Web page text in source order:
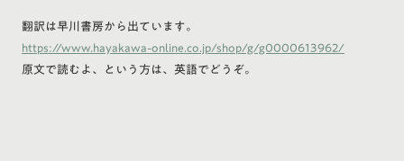
翻訳は早川書房から出ています。
https://www.hayakawa-online.co.jp/shop/g/g0000613962/
原文で読むよ、という方は、英語でどうぞ。